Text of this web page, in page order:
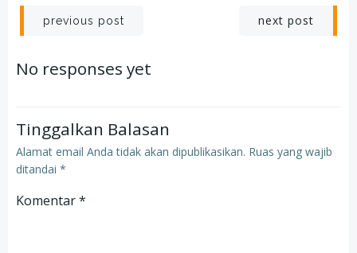
Post
navigation
previous post next post
No responses yet
Tinggalkan Balasan
Alamat email Anda tidak akan dipublikasikan. Ruas yang wajib
ditandai *
Komentar*